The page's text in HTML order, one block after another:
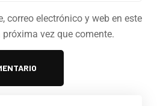
correo electrónico y web en este
vez que comente.